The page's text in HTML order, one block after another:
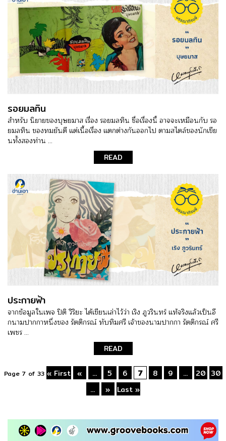
รอยมลทิน
สำหรับ นิยายของบุษยมาส เรื่อง รอยมลทิน ชื่อเรื่องนี้ อาจจะเหมือนกับ รอ
ยมลทิน ของทมยันตี แต่เนื้อเรื่อง แตกต่างกันออกไป ตามสไตล์ของนักเขีย
นทั้งสองท่าน ...
READ
ประกายฟ้า
จากข้อมูลในเพจ ปิติ วิริยะ ได้เขียนเล่าไว้ว่า เริง ภูวรินทร์ แท้จริงแล้วเป็นอี
กนามปากกาหนึ่งของ รัตติกรณ์ ทับทิมศรี เจ้าของนามปากกา รัตติกรณ์ ศรี
เพชร ...
READ
Page 7 of 33 « First « ... 5 6 7 8 9 ... 20 30
...
» Last »